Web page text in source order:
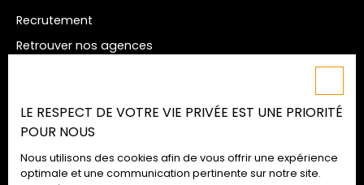
Recrutement
Retrouver nos agences
Politique de confidentialité
Gérer les cookies
LE RESPECT DE VOTRE VIE PRIVÉE EST UNE PRIORITÉ
POUR NOUS
Nous utilisons des cookies afin de vous offrir une expérience
optimale et une communication pertinente sur notre site.